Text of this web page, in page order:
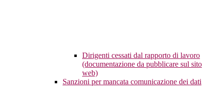
Dirigenti cessati dal rapporto di lavoro
(documentazione da pubblicare sul sito
web)
Sanzioni per mancata comunicazione dei dati